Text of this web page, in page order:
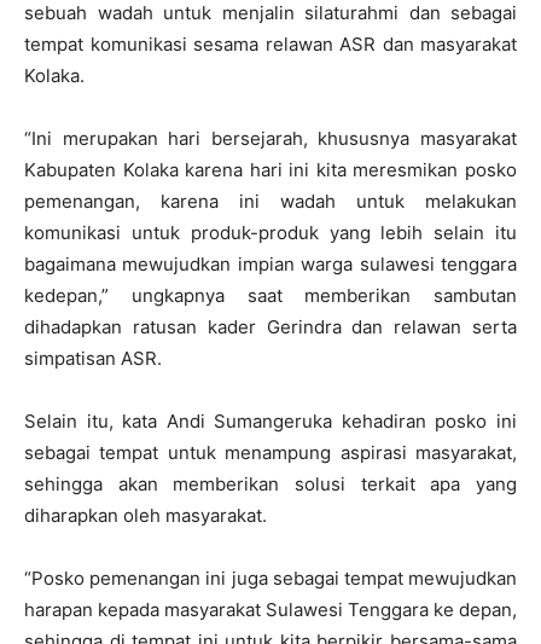
sebuah wadah untuk menjalin silaturahmi dan sebagai
tempat komunikasi sesama relawan ASR dan masyarakat
Kolaka.
“Ini merupakan hari bersejarah, khususnya masyarakat
Kabupaten Kolaka karena hari ini kita meresmikan posko
pemenangan, karena ini wadah untuk melakukan
komunikasi untuk produk-produk yang lebih selain itu
bagaimana mewujudkan impian warga sulawesi tenggara
kedepan,” ungkapnya saat memberikan sambutan
dihadapkan ratusan kader Gerindra dan relawan serta
simpatisan ASR.
Selain itu, kata Andi Sumangeruka kehadiran posko ini
sebagai tempat untuk menampung aspirasi masyarakat,
sehingga akan memberikan solusi terkait apa yang
diharapkan oleh masyarakat.
“Posko pemenangan ini juga sebagai tempat mewujudkan
harapan kepada masyarakat Sulawesi Tenggara ke depan,